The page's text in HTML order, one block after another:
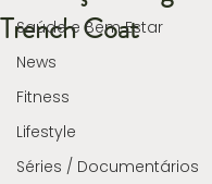
Saúde e Bem Estar
News
Fitness
Lifestyle
Séries / Documentários
Trench Coat